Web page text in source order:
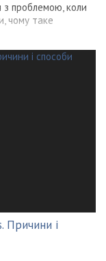
з проблемою, коли
чому таке
Причини і